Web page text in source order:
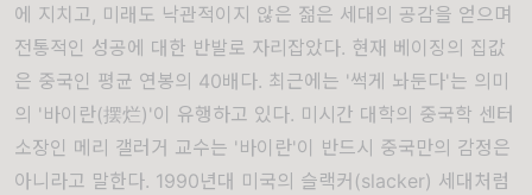
에 지치고, 미래도 낙관적이지 않은 젊은 세대의 공감을 얻으며
전통적인 성공에 대한 반발로 자리잡았다. 현재 베이징의 집값
은 중국인 평균 연봉의 40배다. 최근에는 '썩게 놔둔다'는 의미
의 '바이란(摆烂)'이 유행하고 있다. 미시간 대학의 중국학 센터
소장인 메리 갤러거 교수는 '바이란'이 반드시 중국만의 감정은
아니라고 말한다. 1990년대 미국의 슬랙커(slacker) 세대처럼